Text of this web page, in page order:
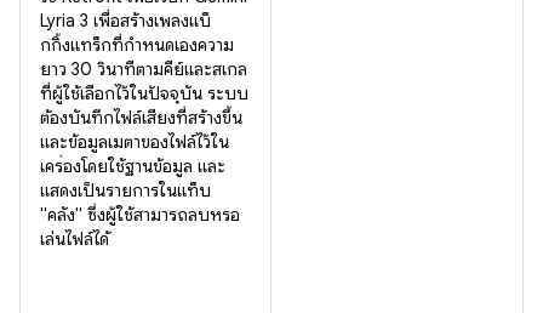
Lyria 3 เพื่อสร้างเพลงแบ็
กกิ้งแทร็กที่กำหนดเองความ
ยาว 30 วินาทีตามคีย์และสเกล
ที่ผู้ใช้เลือกไว้ในปัจจุบัน ระบบ
ต้องบันทึกไฟล์เสียงที่สร้างขึ้น
และข้อมูลเมตาของไฟล์ไว้ใน
เครื่องโดยใช้ฐานข้อมูล และ
แสดงเป็นรายการในแท็บ
"คลัง" ซึ่งผู้ใช้สามารถลบหรือ
เล่นไฟล์ได้